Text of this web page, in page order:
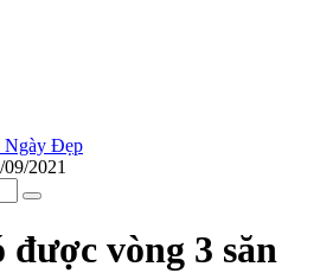
Ngày Đẹp
2021
được vòng 3 săn